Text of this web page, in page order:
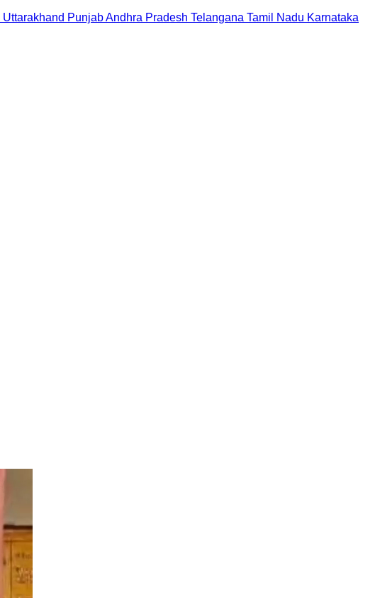
Uttarakhand PunjabAndhra Pradesh Telangana Tamil Nadu Karnataka